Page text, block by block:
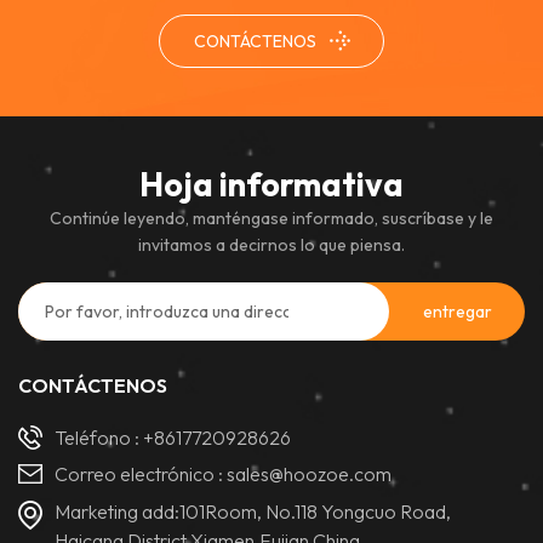
CONTÁCTENOS
Hoja informativa
Continúe leyendo, manténgase informado, suscríbase y le
invitamos a decirnos lo que piensa.
CONTÁCTENOS
Teléfono : +8617720928626
Correo electrónico :sales@hoozoe.com
Marketing add:101Room, No.118 Yongcuo Road,